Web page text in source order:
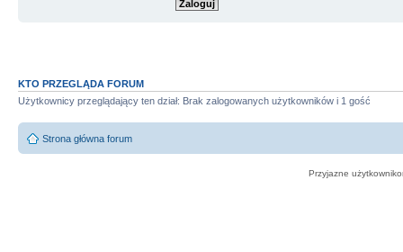
KTO PRZEGLĄDA FORUM
Użytkownicy przeglądający ten dział: Brak zalogowanych użytkowników i 1 gość
Strona główna forum
Przyjazne